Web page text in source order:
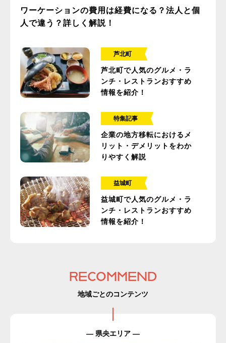
ワーケーションの費用は経費になる？法人と個
人で違う？詳しく解説！
芦北町
芦北町で人気のグルメ・ラ
ンチ・レストランおすすめ
情報を紹介！
特集記事
企業の地方移転におけるメ
リット・デメリットをわか
りやすく解説
益城町
益城町で人気のグルメ・ラ
ンチ・レストランおすすめ
情報を紹介！
RECOMMEND
地域ごとのコンテンツ
— 県央エリア —